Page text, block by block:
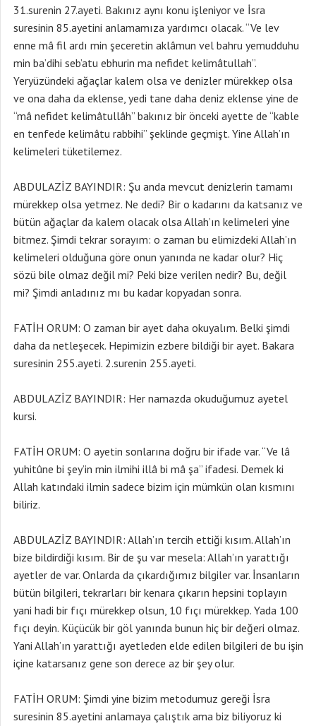
31.surenin 27.ayeti. Bakınız aynı konu işleniyor ve İsra
suresinin 85.ayetini anlamamıza yardımcı olacak. “Ve lev
enne mâ fil ardı min şeceretin aklâmun vel bahru yemudduhu
min ba’dihi seb’atu ebhurin ma nefidet kelimâtullah”.
Yeryüzündeki ağaçlar kalem olsa ve denizler mürekkep olsa
ve ona daha da eklense, yedi tane daha deniz eklense yine de
“mâ nefidet kelimâtullâh” bakınız bir önceki ayette de “kable
en tenfede kelimâtu rabbihi” şeklinde geçmişt. Yine Allah’ın
kelimeleri tüketilemez.
ABDULAZİZ BAYINDIR: Şu anda mevcut denizlerin tamamı
mürekkep olsa yetmez. Ne dedi? Bir o kadarını da katsanız ve
bütün ağaçlar da kalem olacak olsa Allah’ın kelimeleri yine
bitmez. Şimdi tekrar sorayım: o zaman bu elimizdeki Allah’ın
kelimeleri olduğuna göre onun yanında ne kadar olur? Hiç
sözü bile olmaz değil mi? Peki bize verilen nedir? Bu, değil
mi? Şimdi anladınız mı bu kadar kopyadan sonra.
FATİH ORUM: O zaman bir ayet daha okuyalım. Belki şimdi
daha da netleşecek. Hepimizin ezbere bildiği bir ayet. Bakara
suresinin 255.ayeti. 2.surenin 255.ayeti.
ABDULAZİZ BAYINDIR: Her namazda okuduğumuz ayetel
kursi.
FATİH ORUM: O ayetin sonlarına doğru bir ifade var. “Ve lâ
yuhitûne bi şey’in min ilmihi illâ bi mâ şa” ifadesi. Demek ki
Allah katındaki ilmin sadece bizim için mümkün olan kısmını
biliriz.
ABDULAZİZ BAYINDIR: Allah’ın tercih ettiği kısım. Allah’ın
bize bildirdiği kısım. Bir de şu var mesela: Allah’ın yarattığı
ayetler de var. Onlarda da çıkardığımız bilgiler var. İnsanların
bütün bilgileri, tekrarları bir kenara çıkarın hepsini toplayın
yani hadi bir fıçı mürekkep olsun, 10 fıçı mürekkep. Yada 100
fıçı deyin. Küçücük bir göl yanında bunun hiç bir değeri olmaz.
Yani Allah’ın yarattığı ayetleden elde edilen bilgileri de bu işin
içine katarsanız gene son derece az bir şey olur.
FATİH ORUM: Şimdi yine bizim metodumuz gereği İsra
suresinin 85.ayetini anlamaya çalıştık ama biz biliyoruz ki